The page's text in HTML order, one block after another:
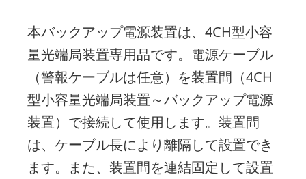
本バックアップ電源装置は、4CH型小容
量光端局装置専用品です。 電源ケーブル
（警報ケーブルは任意）を装置間（4CH
型小容量光端局装置～バックアップ電源
装置）で接続して使用します。装置間
は、ケーブル長により離隔して設置でき
ます。
また、装置間を連結固定して設置